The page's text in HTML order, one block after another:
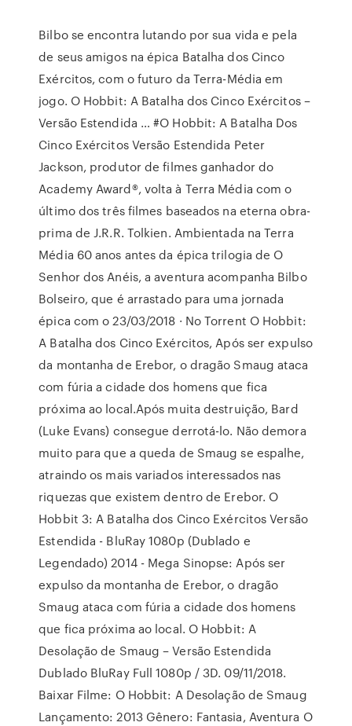
Bilbo se encontra lutando por sua vida e pela
de seus amigos na épica Batalha dos Cinco
Exércitos, com o futuro da Terra-Média em
jogo. O Hobbit: A Batalha dos Cinco Exércitos –
Versão Estendida … #O Hobbit: A Batalha Dos
Cinco Exércitos Versão Estendida Peter
Jackson, produtor de filmes ganhador do
Academy Award®, volta à Terra Média com o
último dos três filmes baseados na eterna obra-
prima de J.R.R. Tolkien. Ambientada na Terra
Média 60 anos antes da épica trilogia de O
Senhor dos Anéis, a aventura acompanha Bilbo
Bolseiro, que é arrastado para uma jornada
épica com o 23/03/2018 · No Torrent O Hobbit:
A Batalha dos Cinco Exércitos, Após ser expulso
da montanha de Erebor, o dragão Smaug ataca
com fúria a cidade dos homens que fica
próxima ao local.Após muita destruição, Bard
(Luke Evans) consegue derrotá-lo. Não demora
muito para que a queda de Smaug se espalhe,
atraindo os mais variados interessados nas
riquezas que existem dentro de Erebor. O
Hobbit 3: A Batalha dos Cinco Exércitos Versão
Estendida - BluRay 1080p (Dublado e
Legendado) 2014 - Mega Sinopse: Após ser
expulso da montanha de Erebor, o dragão
Smaug ataca com fúria a cidade dos homens
que fica próxima ao local. O Hobbit: A
Desolação de Smaug – Versão Estendida
Dublado BluRay Full 1080p / 3D. 09/11/2018.
Baixar Filme: O Hobbit: A Desolação de Smaug
Lançamento: 2013 Gênero: Fantasia, Aventura O